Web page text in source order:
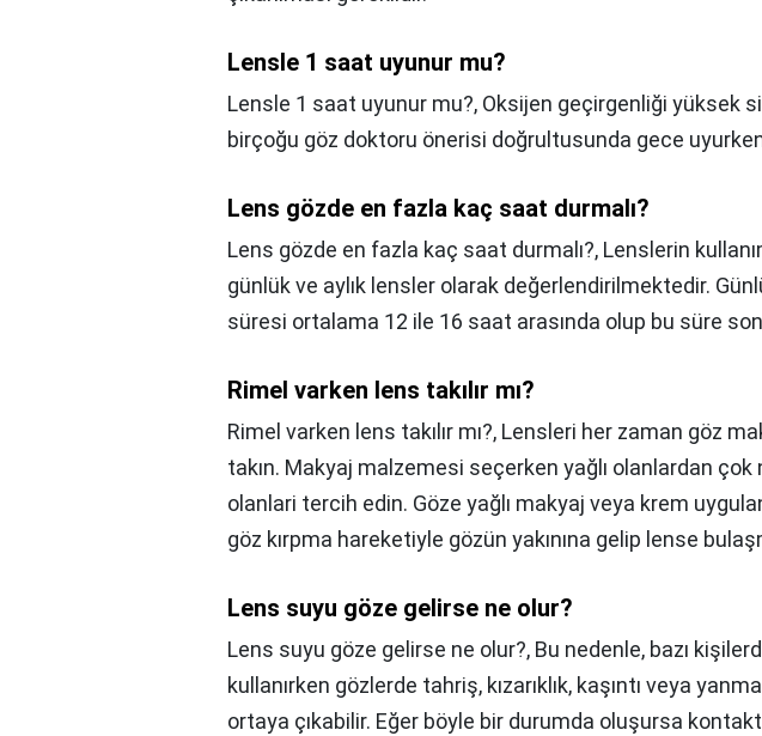
Lensle 1 saat uyunur mu?
Lensle 1 saat uyunur mu?, Oksijen geçirgenliği yüksek
birçoğu göz doktoru önerisi doğrultusunda gece
Lens gözde en fazla kaç saat durmalı?
Lens gözde en fazla kaç saat durmalı?, Lenslerin
günlük ve aylık lensler olarak değerlendirilmektedir.
süresi ortalama 12 ile 16 saat arasında olup bu süre
Rimel varken lens takılır mı?
Rimel varken lens takılır mı?, Lensleri her zaman göz
takın. Makyaj malzemesi seçerken yağlı olanlardan
olanlari tercih edin. Göze yağlı makyaj veya krem
göz kırpma hareketiyle gözün yakınına gelip lense
Lens suyu göze gelirse ne olur?
Lens suyu göze gelirse ne olur?, Bu nedenle, bazı
kullanırken gözlerde tahriş, kızarıklık, kaşıntı veya
ortaya çıkabilir. Eğer böyle bir durumda oluşursa